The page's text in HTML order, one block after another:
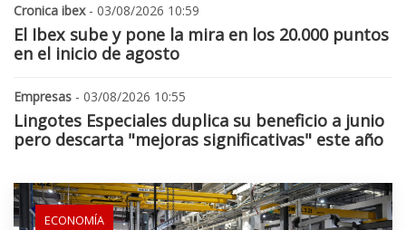
Cronica ibex- 03/08/2026 10:59
El Ibex sube y pone la mira en los 20.000 puntos
en el inicio de agosto
Empresas - 03/08/2026 10:55
Lingotes Especiales duplica su beneficio a junio
pero descarta "mejoras significativas" este año
ECONOMÍA